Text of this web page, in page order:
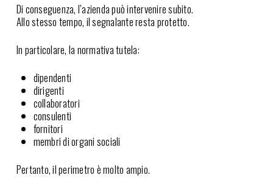
Di conseguenza, l’azienda può intervenire subito.
Allo stesso tempo, il segnalante resta protetto.
In particolare, la normativa tutela:
dipendenti
dirigenti
collaboratori
consulenti
fornitori
membri di organi sociali
Pertanto, il perimetro è molto ampio.